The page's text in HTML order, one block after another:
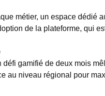
métier, un espace dédié
de la plateforme, qui
gamifié de deux mois
au niveau régional pour